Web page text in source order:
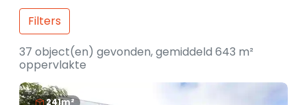
Filters
37 object(en) gevonden, gemiddeld 643 m²
oppervlakte
241m²